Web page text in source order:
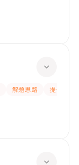
解題思路
提供練習